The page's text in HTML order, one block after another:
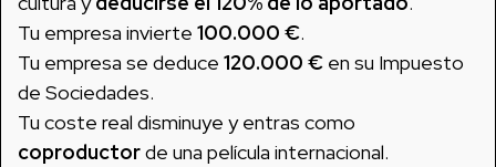
Tu empresa invierte 100.000 €.
Tu empresa se deduce 120.000 € en su Impuesto
de Sociedades.
Tu coste real disminuye y entras como
coproductorde una película internacional.